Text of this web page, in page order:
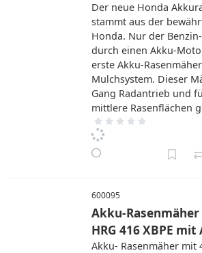
Der neue Honda
stammt aus der
Honda. Nur der
durch einen Akku-
erste Akku-
Mulchsystem. Dieser
Gang Radantrieb und
mittlere Rasenflächen
600095
Akku-Rasenmäher
HRG 416 XBPE
Akku- Rasenmäher mit